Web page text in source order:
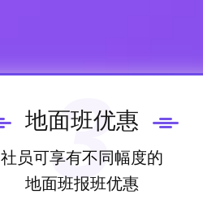
地面班优惠
社员可享有不同幅度的
地面班报班优惠
3